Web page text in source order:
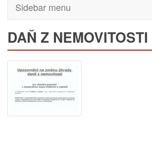
Sidebar menu
DAŇ Z NEMOVITOSTI